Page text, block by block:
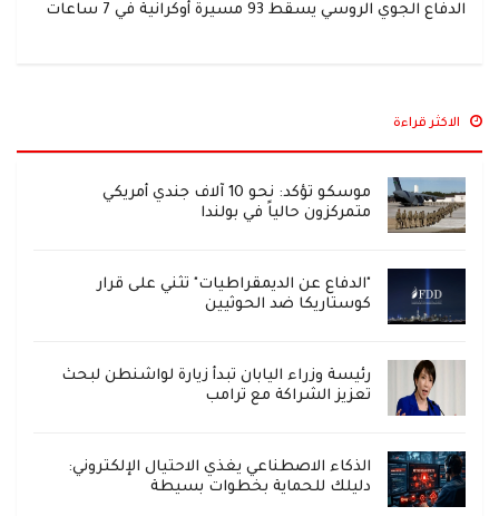
الدفاع الجوي الروسي يسقط 93 مسيرة أوكرانية في 7 ساعات
الاكثر قراءة
موسكو تؤكد: نحو 10 آلاف جندي أمريكي
متمركزون حالياً في بولندا
"الدفاع عن الديمقراطيات" تثني على قرار
كوستاريكا ضد الحوثيين
رئيسة وزراء اليابان تبدأ زيارة لواشنطن لبحث
تعزيز الشراكة مع ترامب
الذكاء الاصطناعي يغذي الاحتيال الإلكتروني:
دليلك للحماية بخطوات بسيطة